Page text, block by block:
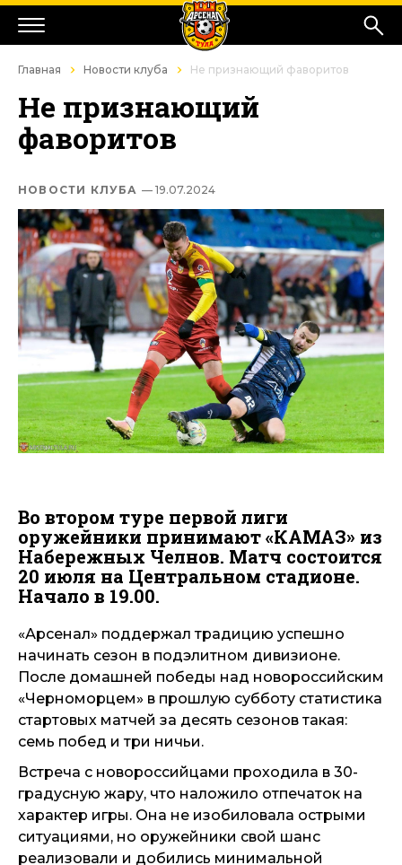
Главная Новости клуба Не признающий фаворитов
Не признающий
фаворитов
НОВОСТИ КЛУБА — 19.07.2024
Во втором туре первой лиги
оружейники принимают «КАМАЗ» из
Набережных Челнов. Матч состоится
20 июля на Центральном стадионе.
Начало в 19.00.
«Арсенал» поддержал традицию успешно
начинать сезон в подэлитном дивизионе.
После домашней победы над новороссийским
«Черноморцем» в прошлую субботу статистика
стартовых матчей за десять сезонов такая:
семь побед и три ничьи.
Встреча с новороссийцами проходила в 30-
градусную жару, что наложило отпечаток на
характер игры. Она не изобиловала острыми
ситуациями, но оружейники свой шанс
реализовали и добились минимальной